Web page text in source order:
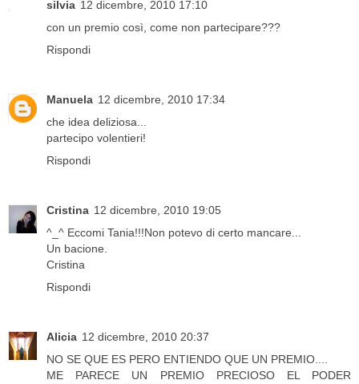
silvia 12 dicembre, 2010 17:10
con un premio così, come non partecipare???
Rispondi
Manuela 12 dicembre, 2010 17:34
che idea deliziosa...
partecipo volentieri!
Rispondi
Cristina 12 dicembre, 2010 19:05
^_^ Eccomi Tania!!!Non potevo di certo mancare...
Un bacione.
Cristina
Rispondi
Alicia 12 dicembre, 2010 20:37
NO SE QUE ES PERO ENTIENDO QUE UN PREMIO....
ME PARECE UN PREMIO PRECIOSO EL PODER